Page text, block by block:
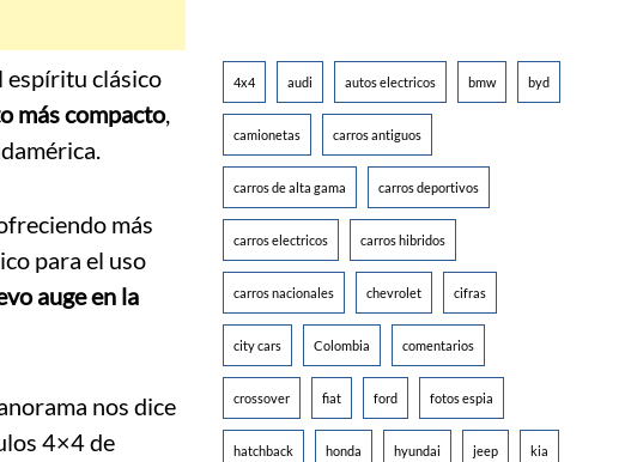
espíritu clásico
más compacto,
más
para el uso
auge en la
nos dice
4×4 de
4x4 audi autos electricos bmw byd
camionetas carros antiguos
carros de alta gama carros deportivos
carros electricos carros hibridos
carros nacionales chevrolet cifras
city cars Colombia comentarios
crossover fiat ford fotos espia
hatchback honda hyundai jeep kia